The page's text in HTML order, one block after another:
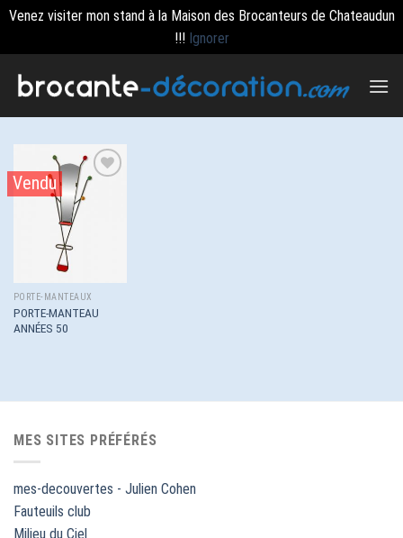
Venez visiter mon stand à la Maison des Brocanteurs de Chateaudun
!!! Ignorer
Vendu
Ajouter
PORTE-MANTEAUX
PORTE-MANTEAU
ANNÉES 50
MES SITES PRÉFÉRÉS
mes-decouvertes - Julien Cohen
Fauteuils club
Milieu du Ciel